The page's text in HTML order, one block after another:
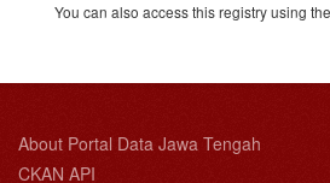
You can also access this registry using the
About Portal Data Jawa Tengah
CKAN API